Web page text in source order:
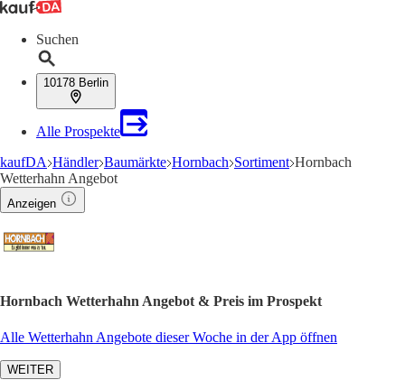
Suchen
10178 Berlin
Alle Prospekte
kaufDA Händler Baumärkte Hornbach Sortiment Hornbach
Wetterhahn Angebot
Anzeigen
Hornbach Wetterhahn Angebot & Preis im Prospekt
Alle Wetterhahn Angebote dieser Woche in der App öffnen
WEITER